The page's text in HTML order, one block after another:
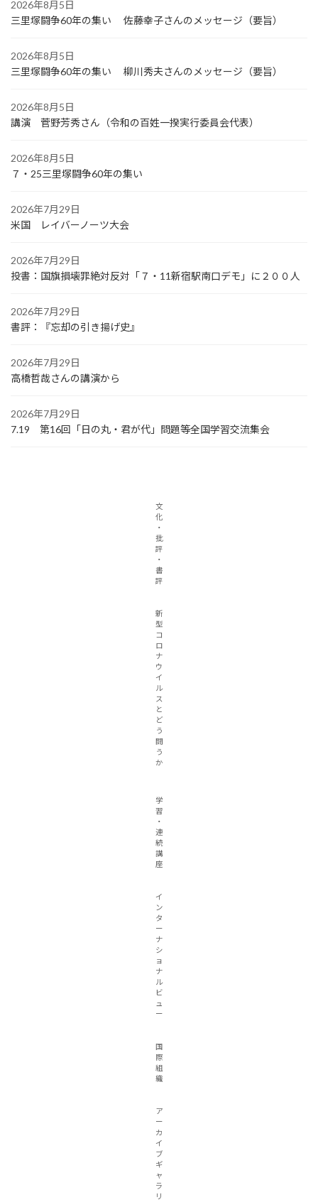
2026年8月5日
三里塚闘争60年の集い 佐藤幸子さんのメッセージ（要旨）
2026年8月5日
三里塚闘争60年の集い 柳川秀夫さんのメッセージ（要旨）
2026年8月5日
講演 菅野芳秀さん（令和の百姓一揆実行委員会代表）
2026年8月5日
７・25三里塚闘争60年の集い
2026年7月29日
米国 レイバーノーツ大会
2026年7月29日
投書：国旗損壊罪絶対反対「７・11新宿駅南口デモ」に２００人
2026年7月29日
書評：『忘却の引き揚げ史』
2026年7月29日
高橋哲哉さんの講演から
2026年7月29日
7.19 第16回「日の丸・君が代」問題等全国学習交流集会
文
化
・
批
評
・
書
評
新
型
コ
ロ
ナ
ウ
イ
ル
ス
と
ど
う
闘
う
か
学
習
・
連
続
講
座
イ
ン
タ
ー
ナ
シ
ョ
ナ
ル
ビ
ュ
ー
国
際
組
織
ア
ー
カ
イ
ブ
ギ
ャ
ラ
リ